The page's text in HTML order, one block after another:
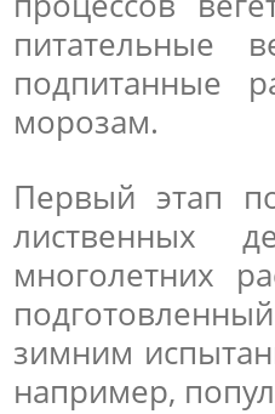
питательные
подпитанные
морозам.
Первый этап
лиственных
многолетних
зимним
например,